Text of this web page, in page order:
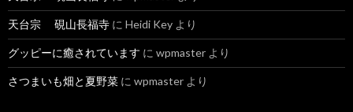
天台宗 硯山長福寺 に Heidi Key より
グッピーに癒されています に wpmaster より
さつまいも畑と夏野菜 に wpmaster より